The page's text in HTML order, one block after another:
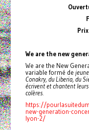
We are the new
We are the New
variable formé de
Conakry, du Liberia, du
écrivent et chantent
colères.
https://
new-generation-
lyon-2/